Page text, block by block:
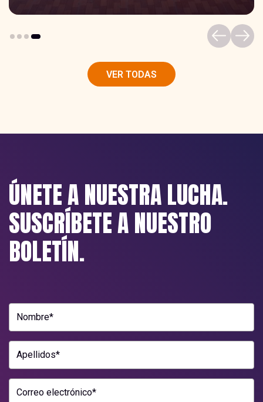
VER TODAS
ÚNETE A NUESTRA LUCHA.
SUSCRÍBETE A NUESTRO
BOLETÍN.
Nombre*
Apellidos*
Correo electrónico*